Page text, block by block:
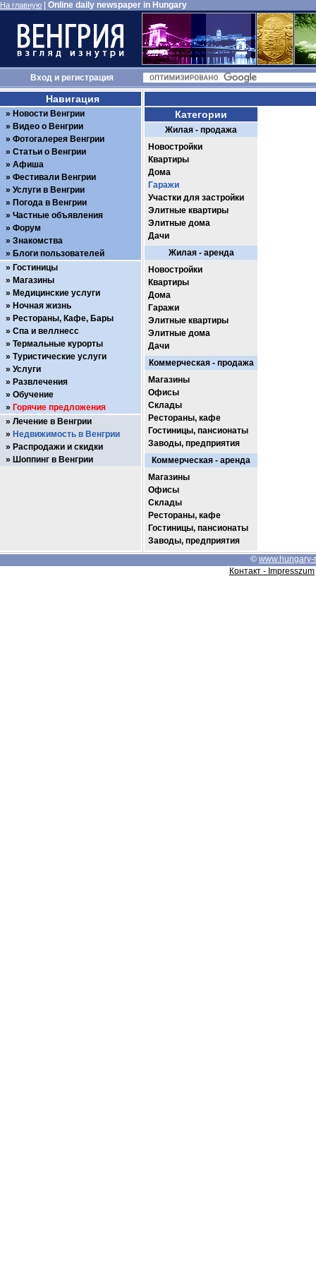
На главную Online daily newspaper in Hungary
Входи регистрация
Категории
Жилая - продажа
Новостройки
Квартиры
Дома
Гаражи
Участки для застройки
Элитные квартиры
Элитные дома
Дачи
Жилая - аренда
Новостройки
Квартиры
Дома
Гаражи
Элитные квартиры
Элитные дома
Дачи
Коммерческая - продажа
Магазины
Офисы
Склады
Рестораны, кафе
Гостиницы, пансионаты
Заводы, предприятия
Коммерческая - аренда
Магазины
Офисы
Склады
Рестораны, кафе
Гостиницы, пансионаты
Заводы, предприятия
Навигация
Новости Венгрии
Видео о Венгрии
Фотогалерея Венгрии
Статьи о Венгрии
Афиша
Фестивали Венгрии
Услуги в Венгрии
Погода в Венгрии
Частные объявления
Форум
Знакомства
Блоги пользователей
Гостиницы
Магазины
Медицинские услуги
Ночная жизнь
Рестораны, Кафе, Бары
Спа и веллнесс
Термальные курорты
Туристические услуги
Услуги
Развлечения
Обучение
Горячие предложения
Лечение в Венгрии
Недвижимость в Венгрии
Распродажи и скидки
Шоппинг в Венгрии
© www.hungary-
Контакт - Impresszum